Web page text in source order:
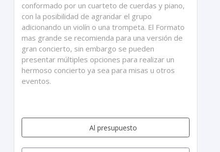
conformado por un cuarteto de cuerdas y piano,
con la posibilidad de agrandar el grupo
adicionando un violín o una trompeta. El Formato
mas grande se recomienda para una versión de
gran concierto, sin embargo se pueden
presentar múltiples opciones para realizar un
hermoso concierto ya sea para misas u otros
eventos.
Al presupuesto